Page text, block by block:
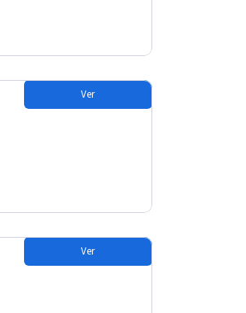
Ver
Ver